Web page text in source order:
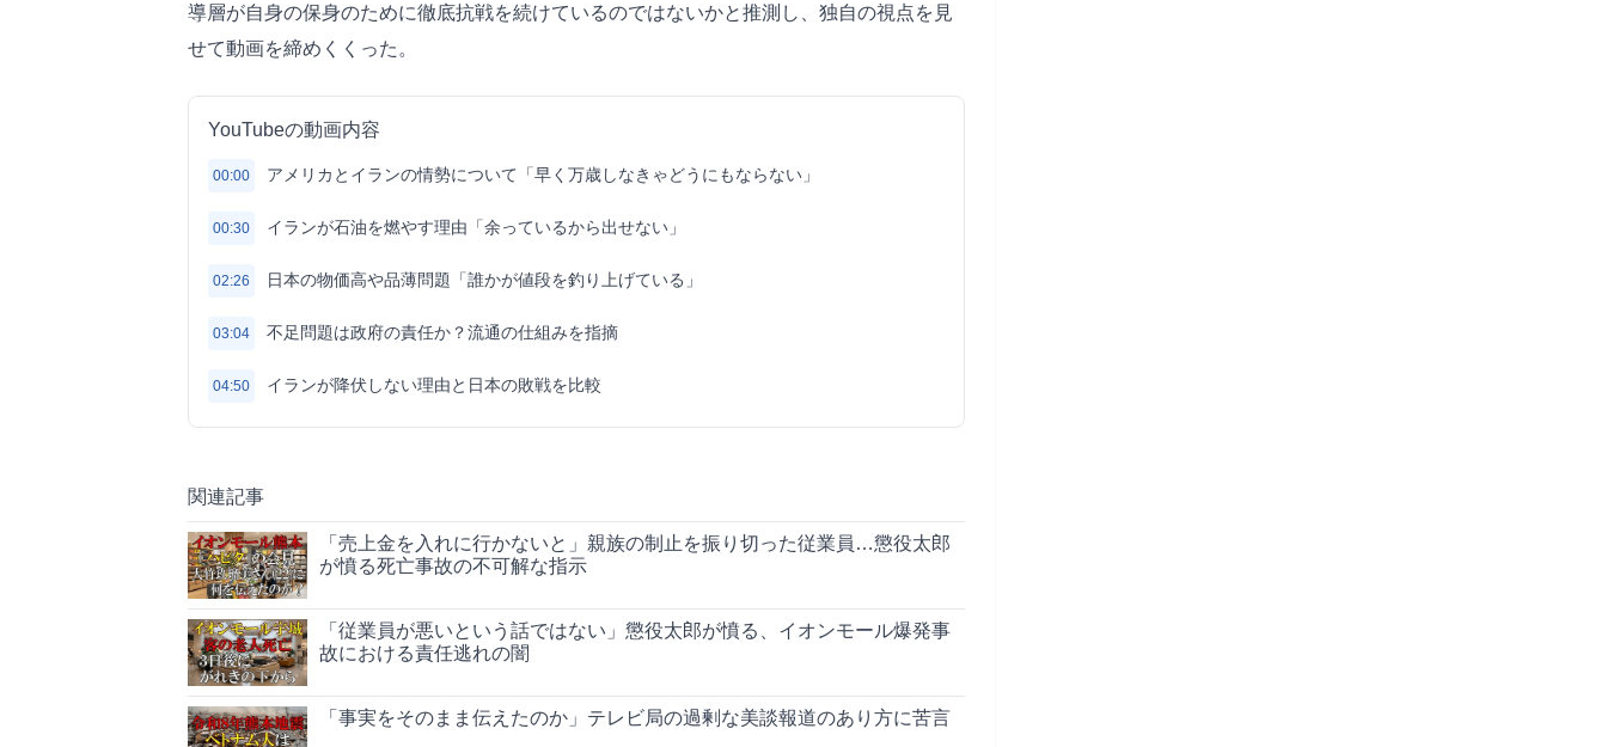
導層が自身の保身のために徹底抗戦を続けているのではないかと推測し、独自の視点を見
せて動画を締めくくった。
YouTubeの動画内容
00:00 アメリカとイランの情勢について「早く万歳しなきゃどうにもならない」
00:30 イランが石油を燃やす理由「余っているから出せない」
02:26 日本の物価高や品薄問題「誰かが値段を釣り上げている」
03:04 不足問題は政府の責任か？流通の仕組みを指摘
04:50 イランが降伏しない理由と日本の敗戦を比較
関連記事
「売上金を入れに行かないと」親族の制止を振り切った従業員…懲役太郎
が憤る死亡事故の不可解な指示
「従業員が悪いという話ではない」懲役太郎が憤る、イオンモール爆発事
故における責任逃れの闇
「事実をそのまま伝えたのか」テレビ局の過剰な美談報道のあり方に苦言